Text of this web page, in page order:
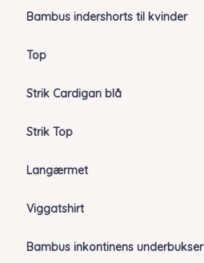
Bambus indershorts til kvinder
Top
Strik Cardigan blå
Strik Top
Langærmet
Viggatshirt
Bambus inkontinens underbukser